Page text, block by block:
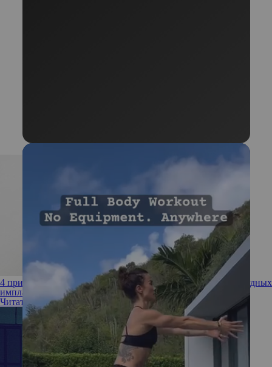
4 причины, почему возраст — не повод отказываться от грудных
имплантов
Читать полностью